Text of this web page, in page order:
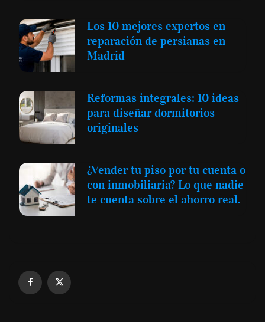
Los 10 mejores expertos en
reparación de persianas en
Madrid
Reformas integrales: 10 ideas
para diseñar dormitorios
originales
¿Vender tu piso por tu cuenta o
con inmobiliaria? Lo que nadie
te cuenta sobre el ahorro real.